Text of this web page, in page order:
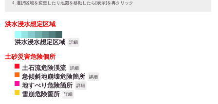
選択区域を変更したり地図を移動したら[表示]を再クリック
洪水浸水想定区域
洪水浸水想定区域 詳細
土砂災害危険個所
土石流危険渓流
詳細
急傾斜地崩壊危険箇所 詳細
地すべり危険箇所 詳細
雪崩危険箇所 詳細